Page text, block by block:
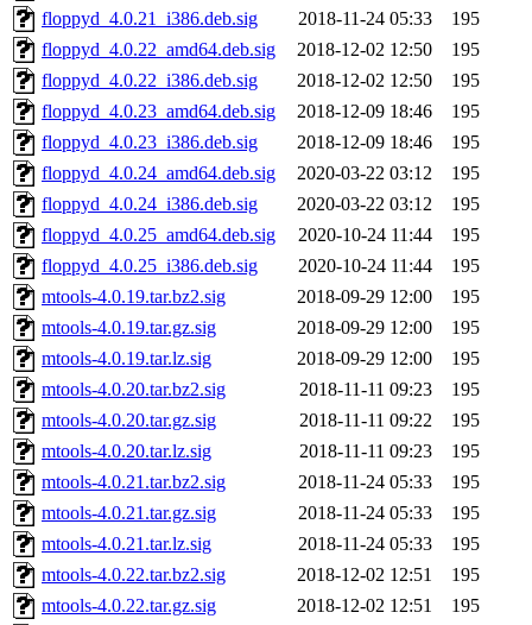
floppyd_4.0.21_i386.deb.sig
2018-11-24 05:33
195
floppyd_4.0.22_amd64.deb.sig
2018-12-02 12:50
195
floppyd_4.0.22_i386.deb.sig
2018-12-02 12:50
195
floppyd_4.0.23_amd64.deb.sig
2018-12-09 18:46
195
floppyd_4.0.23_i386.deb.sig
2018-12-09 18:46
195
floppyd_4.0.24_amd64.deb.sig
2020-03-22 03:12
195
floppyd_4.0.24_i386.deb.sig
2020-03-22 03:12
195
floppyd_4.0.25_amd64.deb.sig
2020-10-24 11:44
195
floppyd_4.0.25_i386.deb.sig
2020-10-24 11:44
195
mtools-4.0.19.tar.bz2.sig
2018-09-29 12:00
195
mtools-4.0.19.tar.gz.sig
2018-09-29 12:00
195
mtools-4.0.19.tar.lz.sig
2018-09-29 12:00
195
mtools-4.0.20.tar.bz2.sig
2018-11-11 09:23
195
mtools-4.0.20.tar.gz.sig
2018-11-11 09:22
195
mtools-4.0.20.tar.lz.sig
2018-11-11 09:23
195
mtools-4.0.21.tar.bz2.sig
2018-11-24 05:33
195
mtools-4.0.21.tar.gz.sig
2018-11-24 05:33
195
mtools-4.0.21.tar.lz.sig
2018-11-24 05:33
195
mtools-4.0.22.tar.bz2.sig
2018-12-02 12:51
195
mtools-4.0.22.tar.gz.sig
2018-12-02 12:51
195